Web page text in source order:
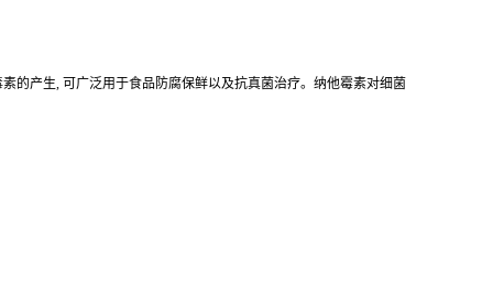
的产生, 可广泛用于食品防腐保鲜以及抗真菌治疗。纳他霉素对细菌